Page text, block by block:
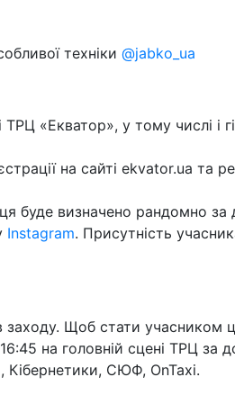
техніки @jabko_ua
«Екватор», у тому числі і
на сайті ekvator.ua та
буде визначено рандомно
Instagram. Присутність
заходу. Щоб стати учасником
на головній сцені ТРЦ за
Кібернетики, СЮФ, OnTaxi.